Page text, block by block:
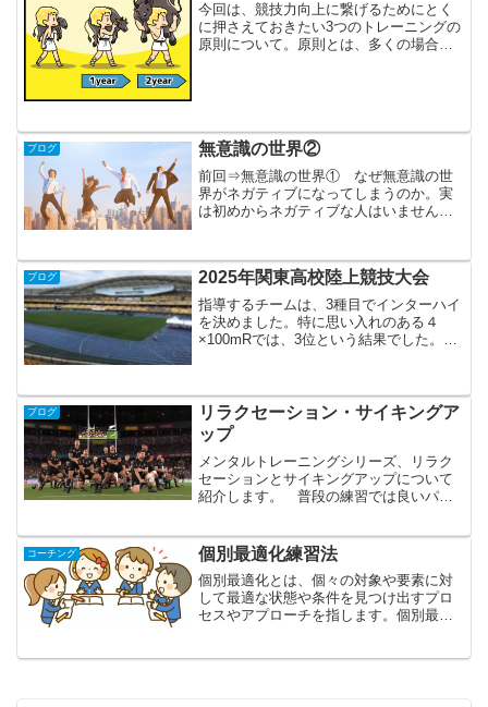
今回は、競技力向上に繋げるためにとく
に押さえておきたい3つのトレーニングの
原則について。原則とは、多くの場合に
ブログ 無意識の世界②
前回⇒無意識の世界① なぜ無意識の世
界がネガティブになってしまうのか。実
は初めからネガティブな人はいません。
なる」など無邪気に答えてくれます。
「どうせ自分には無理だ」な...
ブログ 2025年関東高校陸上競技大会
指導するチームは、3種目でインターハイ
を決めました。特に思い入れのある４
×100mRでは、3位という結果でした。上
す。 インターハイ...
ブログ
リラクセーション・サイキングア
ップ
メンタルトレーニングシリーズ、リラク
セーションとサイキングアップについて
紹介します。 普段の練習では良いパフ
ります。緊張感の高いレベルの高い大会
になるほど、選手の実力の...
コーチング 個別最適化練習法
個別最適化とは、個々の対象や要素に対
して最適な状態や条件を見つけ出すプロ
セスやアプローチを指します。個別最適